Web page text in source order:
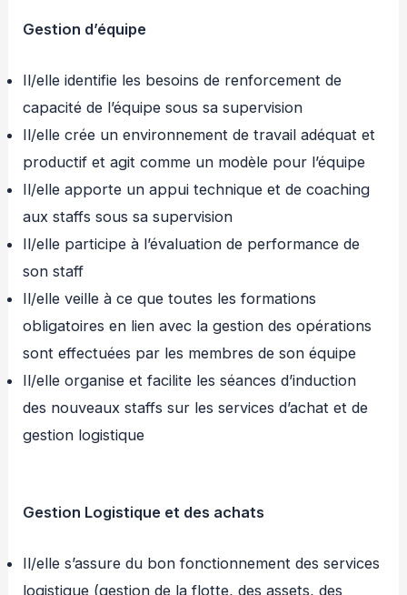
Gestion d’équipe
Il/elle identifie les besoins de renforcement de
capacité de l’équipe sous sa supervision
Il/elle crée un environnement de travail adéquat et
productif et agit comme un modèle pour l’équipe
Il/elle apporte un appui technique et de coaching
aux staffs sous sa supervision
Il/elle participe à l’évaluation de performance de
son staff
Il/elle veille à ce que toutes les formations
obligatoires en lien avec la gestion des opérations
sont effectuées par les membres de son équipe
Il/elle organise et facilite les séances d’induction
des nouveaux staffs sur les services d’achat et de
gestion logistique
Gestion Logistique et des achats
Il/elle s’assure du bon fonctionnement des services
logistique (gestion de la flotte, des assets, des